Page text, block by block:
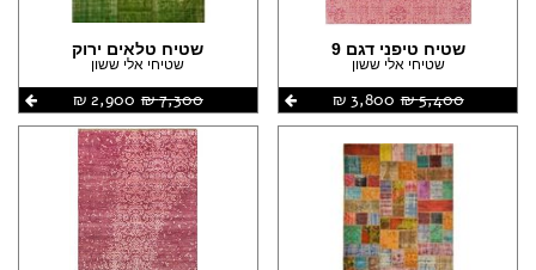
שטיח טיפני דגם 9
שטיחי אלי ששון
5,400 ‏₪
3,800 ‏₪
שטיח טלאים ירוק
שטיחי אלי ששון
7,300 ‏₪
2,900 ‏₪